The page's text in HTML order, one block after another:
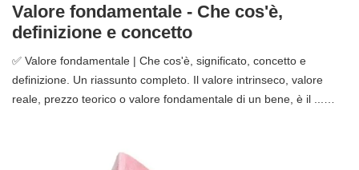
Valore fondamentale - Che cos'è,
definizione e concetto
✅ Valore fondamentale | Che cos'è, significato, concetto e
definizione. Un riassunto completo. Il valore intrinseco, valore
reale, prezzo teorico o valore fondamentale di un bene, è il ...…